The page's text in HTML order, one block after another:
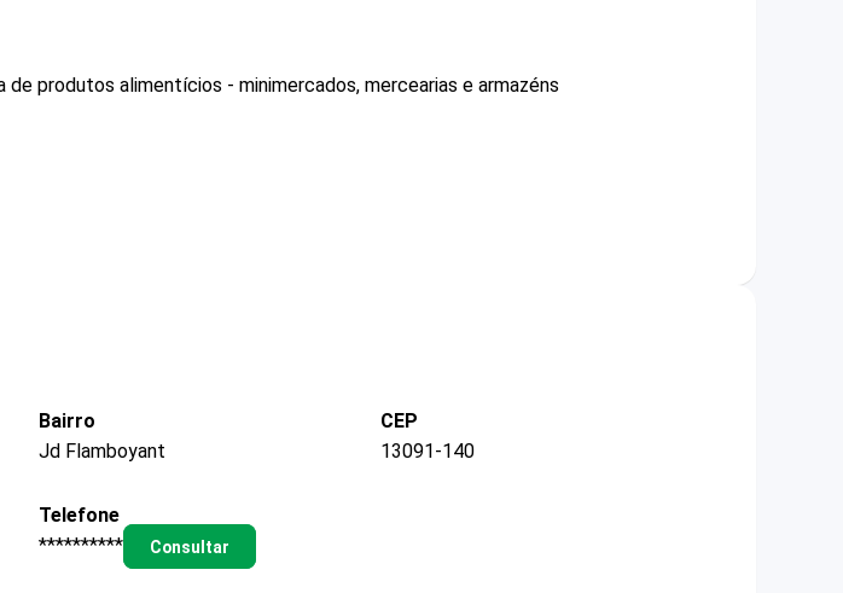
produtos alimentícios - minimercados, mercearias e armazéns
Bairro
Jd Flamboyant
CEP
13091-140
Telefone
**********
Consultar